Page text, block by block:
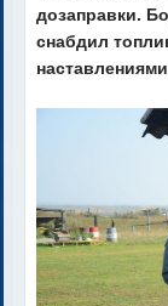
дозаправки.
снабдил